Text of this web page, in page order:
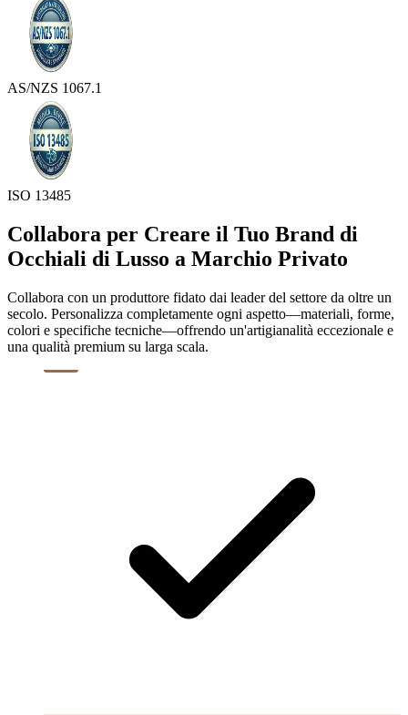
AS/NZS 1067.1
ISO 13485
Collabora per Creare il Tuo Brand di
Occhiali di Lusso a Marchio Privato
Collabora con un produttore fidato dai leader del settore da oltre un
secolo. Personalizza completamente ogni aspetto—materiali, forme,
colori e specifiche tecniche—offrendo un'artigianalità eccezionale e
una qualità premium su larga scala.